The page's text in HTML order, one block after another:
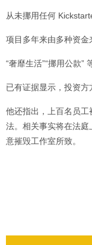
从未挪用任何
项目多年来由多种资
“奢靡生活”“挪用公款”
已有证据显示，投资
他还指出，上百名员
法。相关事实将在法
意摧毁工作室所致。